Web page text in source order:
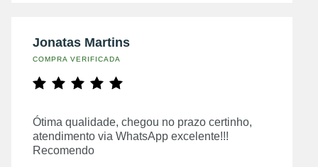
Jonatas Martins
COMPRA VERIFICADA
Ótima qualidade, chegou no prazo certinho,
atendimento via WhatsApp excelente!!!
Recomendo